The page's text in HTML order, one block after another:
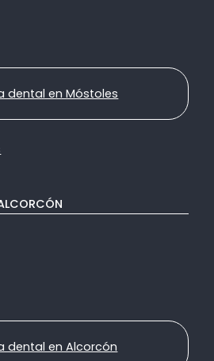
dental en Móstoles
dental en Alcorcón